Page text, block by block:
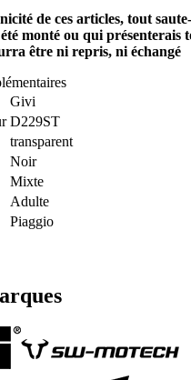
de ces articles, tout
monté ou qui présenterais
être ni repris, ni échangé
Givi
D229ST
transparent
Noir
Mixte
Adulte
Piaggio